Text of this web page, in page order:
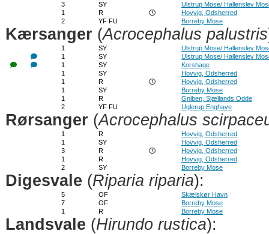
3 SY
Ulstrup Mose/ Hallenslev
1
R
Hovvig, Odsherred
2
YF FU Borreby Mose
Kærsanger (Acrocephalus palustris
1 SY
Ulstrup Mose/ Hallenslev
1
SY
Ulstrup Mose/ Hallenslev
1
SY
Korshage
1
SY
Hovvig, Odsherred
1
R
Hovvig, Odsherred
1
SY
Borreby Mose
1
R
Gniben, Sjællands Odde
2
YF FU Uglerup Enghave
Rørsanger (Acrocephalus
1 R
Hovvig, Odsherred
1
SY
Hovvig, Odsherred
3
R
Hovvig, Odsherred
1
R
Hovvig, Odsherred
2
SY Borreby Mose
Digesvale (Riparia riparia):
5 OF
Skælskør Havn
7
OF
Borreby Mose
1
R Borreby Mose
Landsvale (Hirundo rustica):